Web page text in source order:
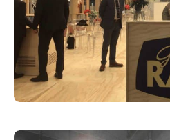
Fiere 31 Marzo 2019